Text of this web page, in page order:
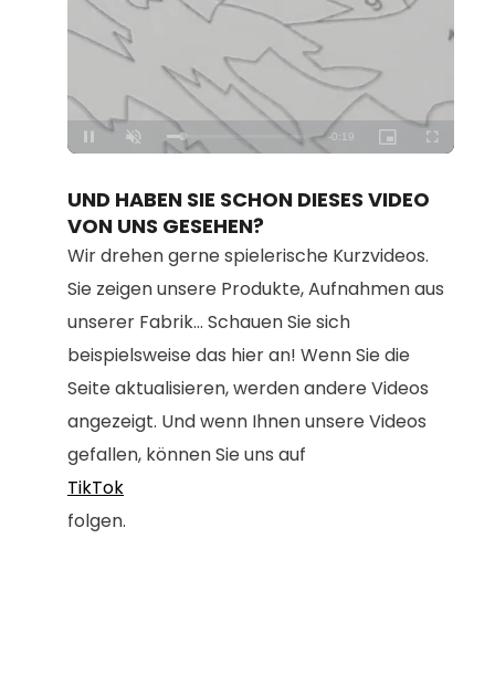
Unmute Loaded
100.00%
UND HABEN SIE SCHON DIESES VIDEO
VON UNS GESEHEN?
Wir drehen gerne spielerische Kurzvideos.
Sie zeigen unsere Produkte, Aufnahmen aus
unserer Fabrik... Schauen Sie sich
beispielsweise das hier an! Wenn Sie die
Seite aktualisieren, werden andere Videos
angezeigt. Und wenn Ihnen unsere Videos
gefallen, können Sie uns auf
TikTok
folgen.